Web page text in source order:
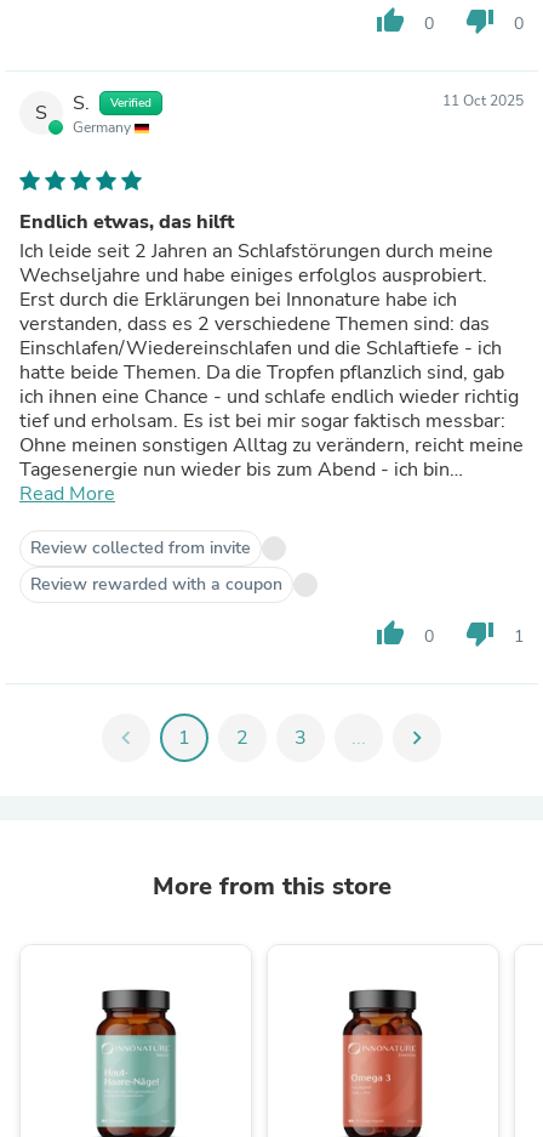
thumb_up 0 thumb_down 0
S S. Verified
Germany
11 Oct 2025
Endlich etwas, das hilft
Ich leide seit 2 Jahren an Schlafstörungen durch meine
Wechseljahre und habe einiges erfolglos ausprobiert.
Erst durch die Erklärungen bei Innonature habe ich
verstanden, dass es 2 verschiedene Themen sind: das
Einschlafen/Wiedereinschlafen und die Schlaftiefe - ich
hatte beide Themen. Da die Tropfen pflanzlich sind, gab
ich ihnen eine Chance - und schlafe endlich wieder richtig
tief und erholsam. Es ist bei mir sogar faktisch messbar:
Ohne meinen sonstigen Alltag zu verändern, reicht meine
Tagesenergie nun wieder bis zum Abend - ich bin
unglaublich erleichtert.
Read More
Review collected from invite
Review rewarded with a coupon
thumb_up 0 thumb_down 1
chevron_left 1 2 3 ... chevron_right
More from this store